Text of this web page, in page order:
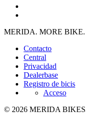
MERIDA. MORE BIKE.
Contacto
Central
Privacidad
Dealerbase
Registro de bicis
Acceso
© 2026 MERIDA BIKES.